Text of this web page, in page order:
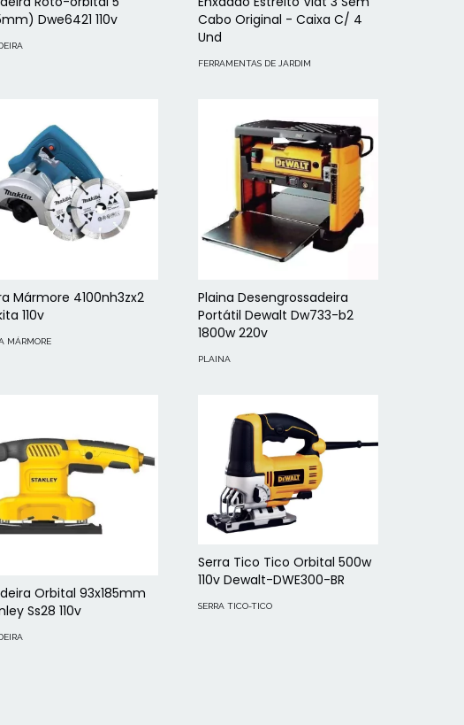
Dwe6421 110v
Cabo Original - Caixa C/ 4
Und
FERRAMENTAS DE JARDIM
Mármore 4100nh3zx2
110v
MÁRMORE
Plaina Desengrossadeira
Portátil Dewalt Dw733-b2
1800w 220v
PLAINA
Orbital 93x185mm
Ss28 110v
Serra Tico Tico Orbital 500w
110v Dewalt-DWE300-BR
SERRA TICO-TICO